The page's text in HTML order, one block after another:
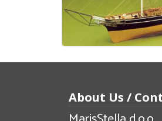
About Us /